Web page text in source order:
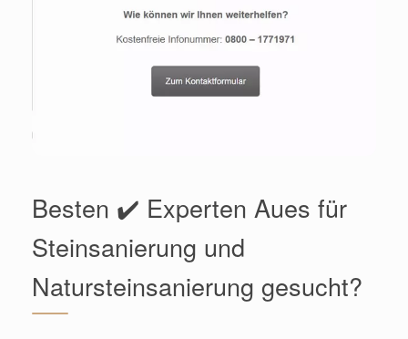
Besten ✔️ Experten Aues für
Steinsanierung und
Natursteinsanierung gesucht?